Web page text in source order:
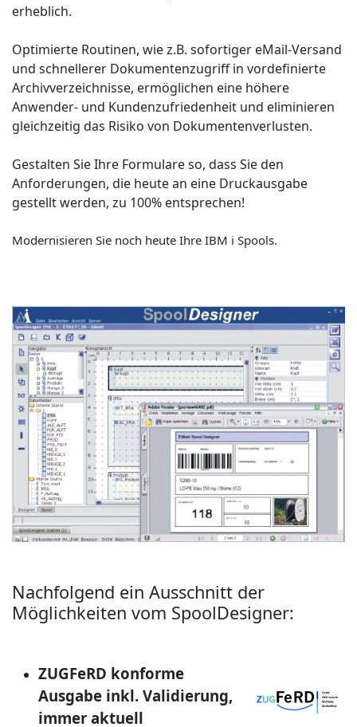
erheblich.
Optimierte Routinen, wie z.B. sofortiger eMail-Versand
und schnellerer Dokumentenzugriff in vordefinierte
Archivverzeichnisse, ermöglichen eine höhere
Anwender- und Kundenzufriedenheit und eliminieren
gleichzeitig das Risiko von Dokumentenverlusten.
Gestalten Sie Ihre Formulare so, dass Sie den
Anforderungen, die heute an eine Druckausgabe
gestellt werden, zu 100% entsprechen!
Modernisieren Sie noch heute Ihre IBM i Spools.
Nachfolgend ein Ausschnitt der
Möglichkeiten vom SpoolDesigner:
ZUGFeRD konforme
Ausgabe inkl. Validierung,
immer aktuell